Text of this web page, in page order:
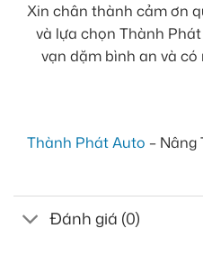
Xin chân thành cảm ơn
và lựa chọn Thành
vạn dặm bình an và
Thành Phát Auto – Nâng
Đánh giá (0)